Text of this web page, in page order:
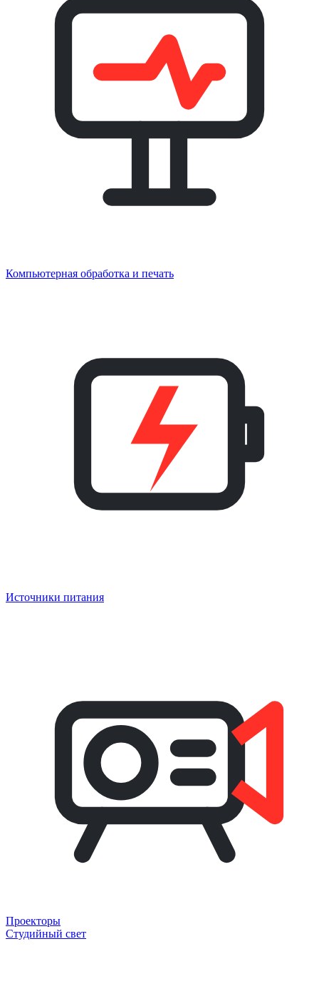
Компьютерная обработка и печать
Источники питания
Проекторы
Студийный свет